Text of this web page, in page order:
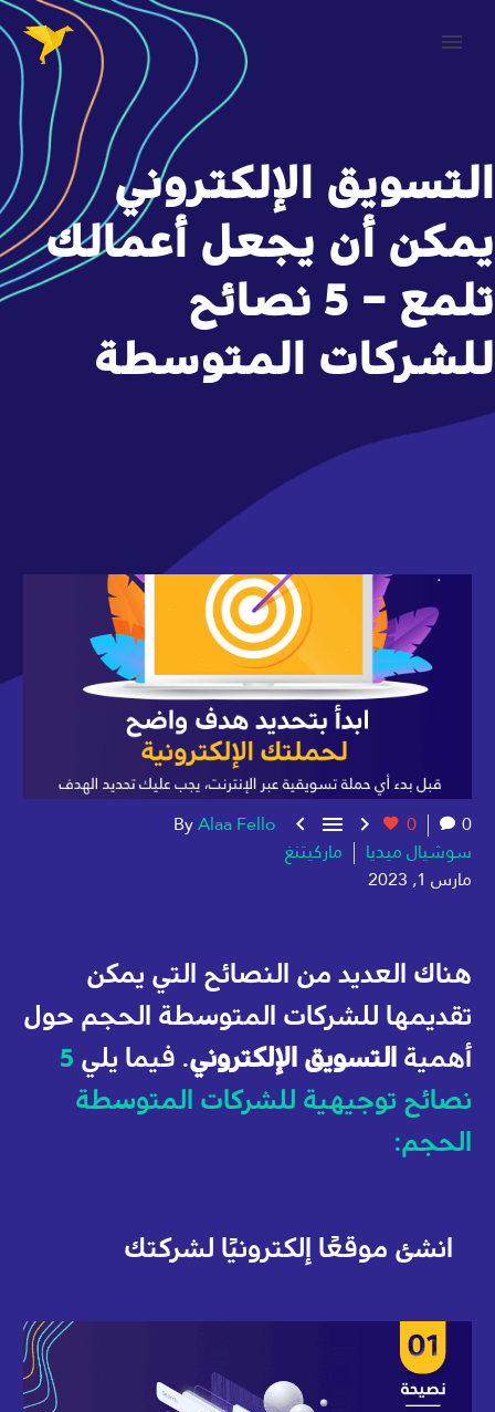
التسويق الإلكتروني
يمكن أن يجعل أعمالك
تلمع – 5 نصائح
للشركات المتوسطة
0
0
  
ByAlaa Fello
سوشيال ميديا
ماركيتنغ
مارس 1, 2023
هناك العديد من النصائح التي يمكن
تقديمها للشركات المتوسطة الحجم حول
أهمية التسويق الإلكتروني. فيما يلي 5
نصائح توجيهية للشركات المتوسطة
الحجم:
انشئ موقعًا إلكترونيًا لشركتك